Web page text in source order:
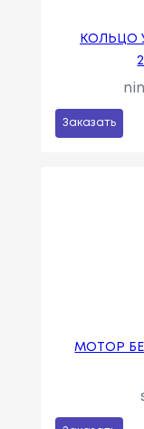
КОЛЬЦО
Заказать
МОТОР